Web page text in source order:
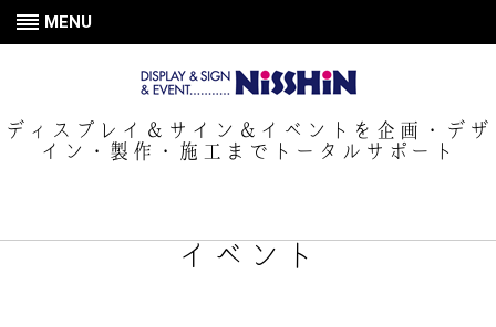
MENU
ディスプレイ＆サイン＆イベントを企画・デザ
イン・製作・施工までトータルサポート
イベント